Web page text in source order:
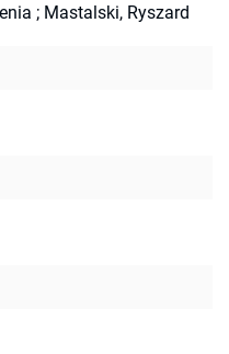
; Mastalski, Ryszard